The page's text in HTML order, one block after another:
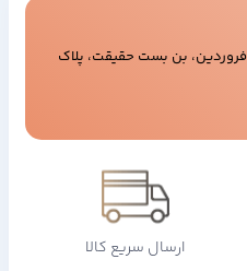
تهران، میدان انقلاب، خیابان ۱۲ فروردین، بن بست حقیقت، پلاک
ارسال سریع کالا